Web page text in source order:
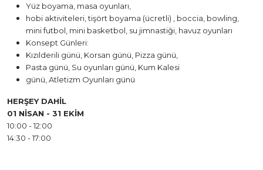
Yüz boyama, masa oyunları,
hobi aktiviteleri, tişört boyama (ücretli) , boccia, bowling,
mini futbol, mini basketbol, su jimnastiği, havuz oyunları
Konsept Günleri:
Kızılderili günü, Korsan günü, Pizza günü,
Pasta günü, Su oyunları günü, Kum Kalesi
günü, Atletizm Oyunları günü
HERŞEY DAHİL
01 NİSAN - 31 EKİM
10:00 - 12:00
14:30 - 17:00